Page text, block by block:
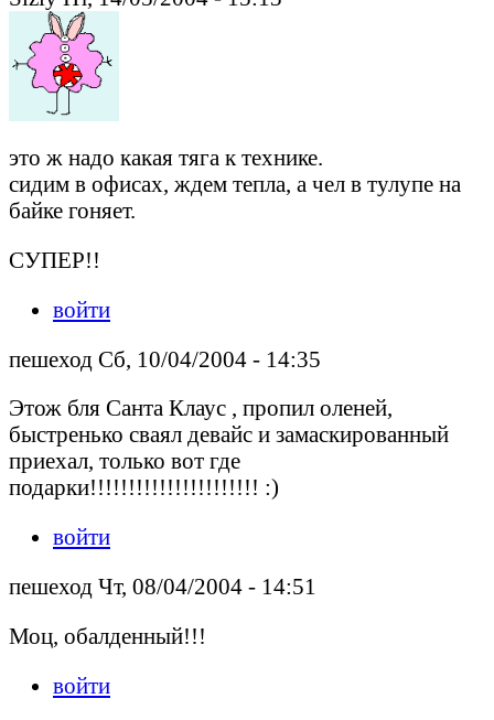
это ж надо какая тяга к технике.
сидим в офисах, ждем тепла, а чел в тулупе на
байке гоняет.
СУПЕР!!
войти
пешеход Сб, 10/04/2004 - 14:35
Этож бля Санта Клаус , пропил оленей,
быстренько сваял девайс и замаскированный
приехал, только вот где
подарки!!!!!!!!!!!!!!!!!!!!!! :)
войти
пешеход Чт, 08/04/2004 - 14:51
Моц, обалденный!!!
войти